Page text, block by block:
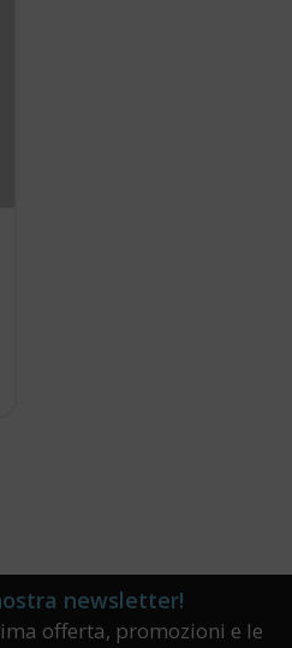
newsletter!
offerta, promozioni e le